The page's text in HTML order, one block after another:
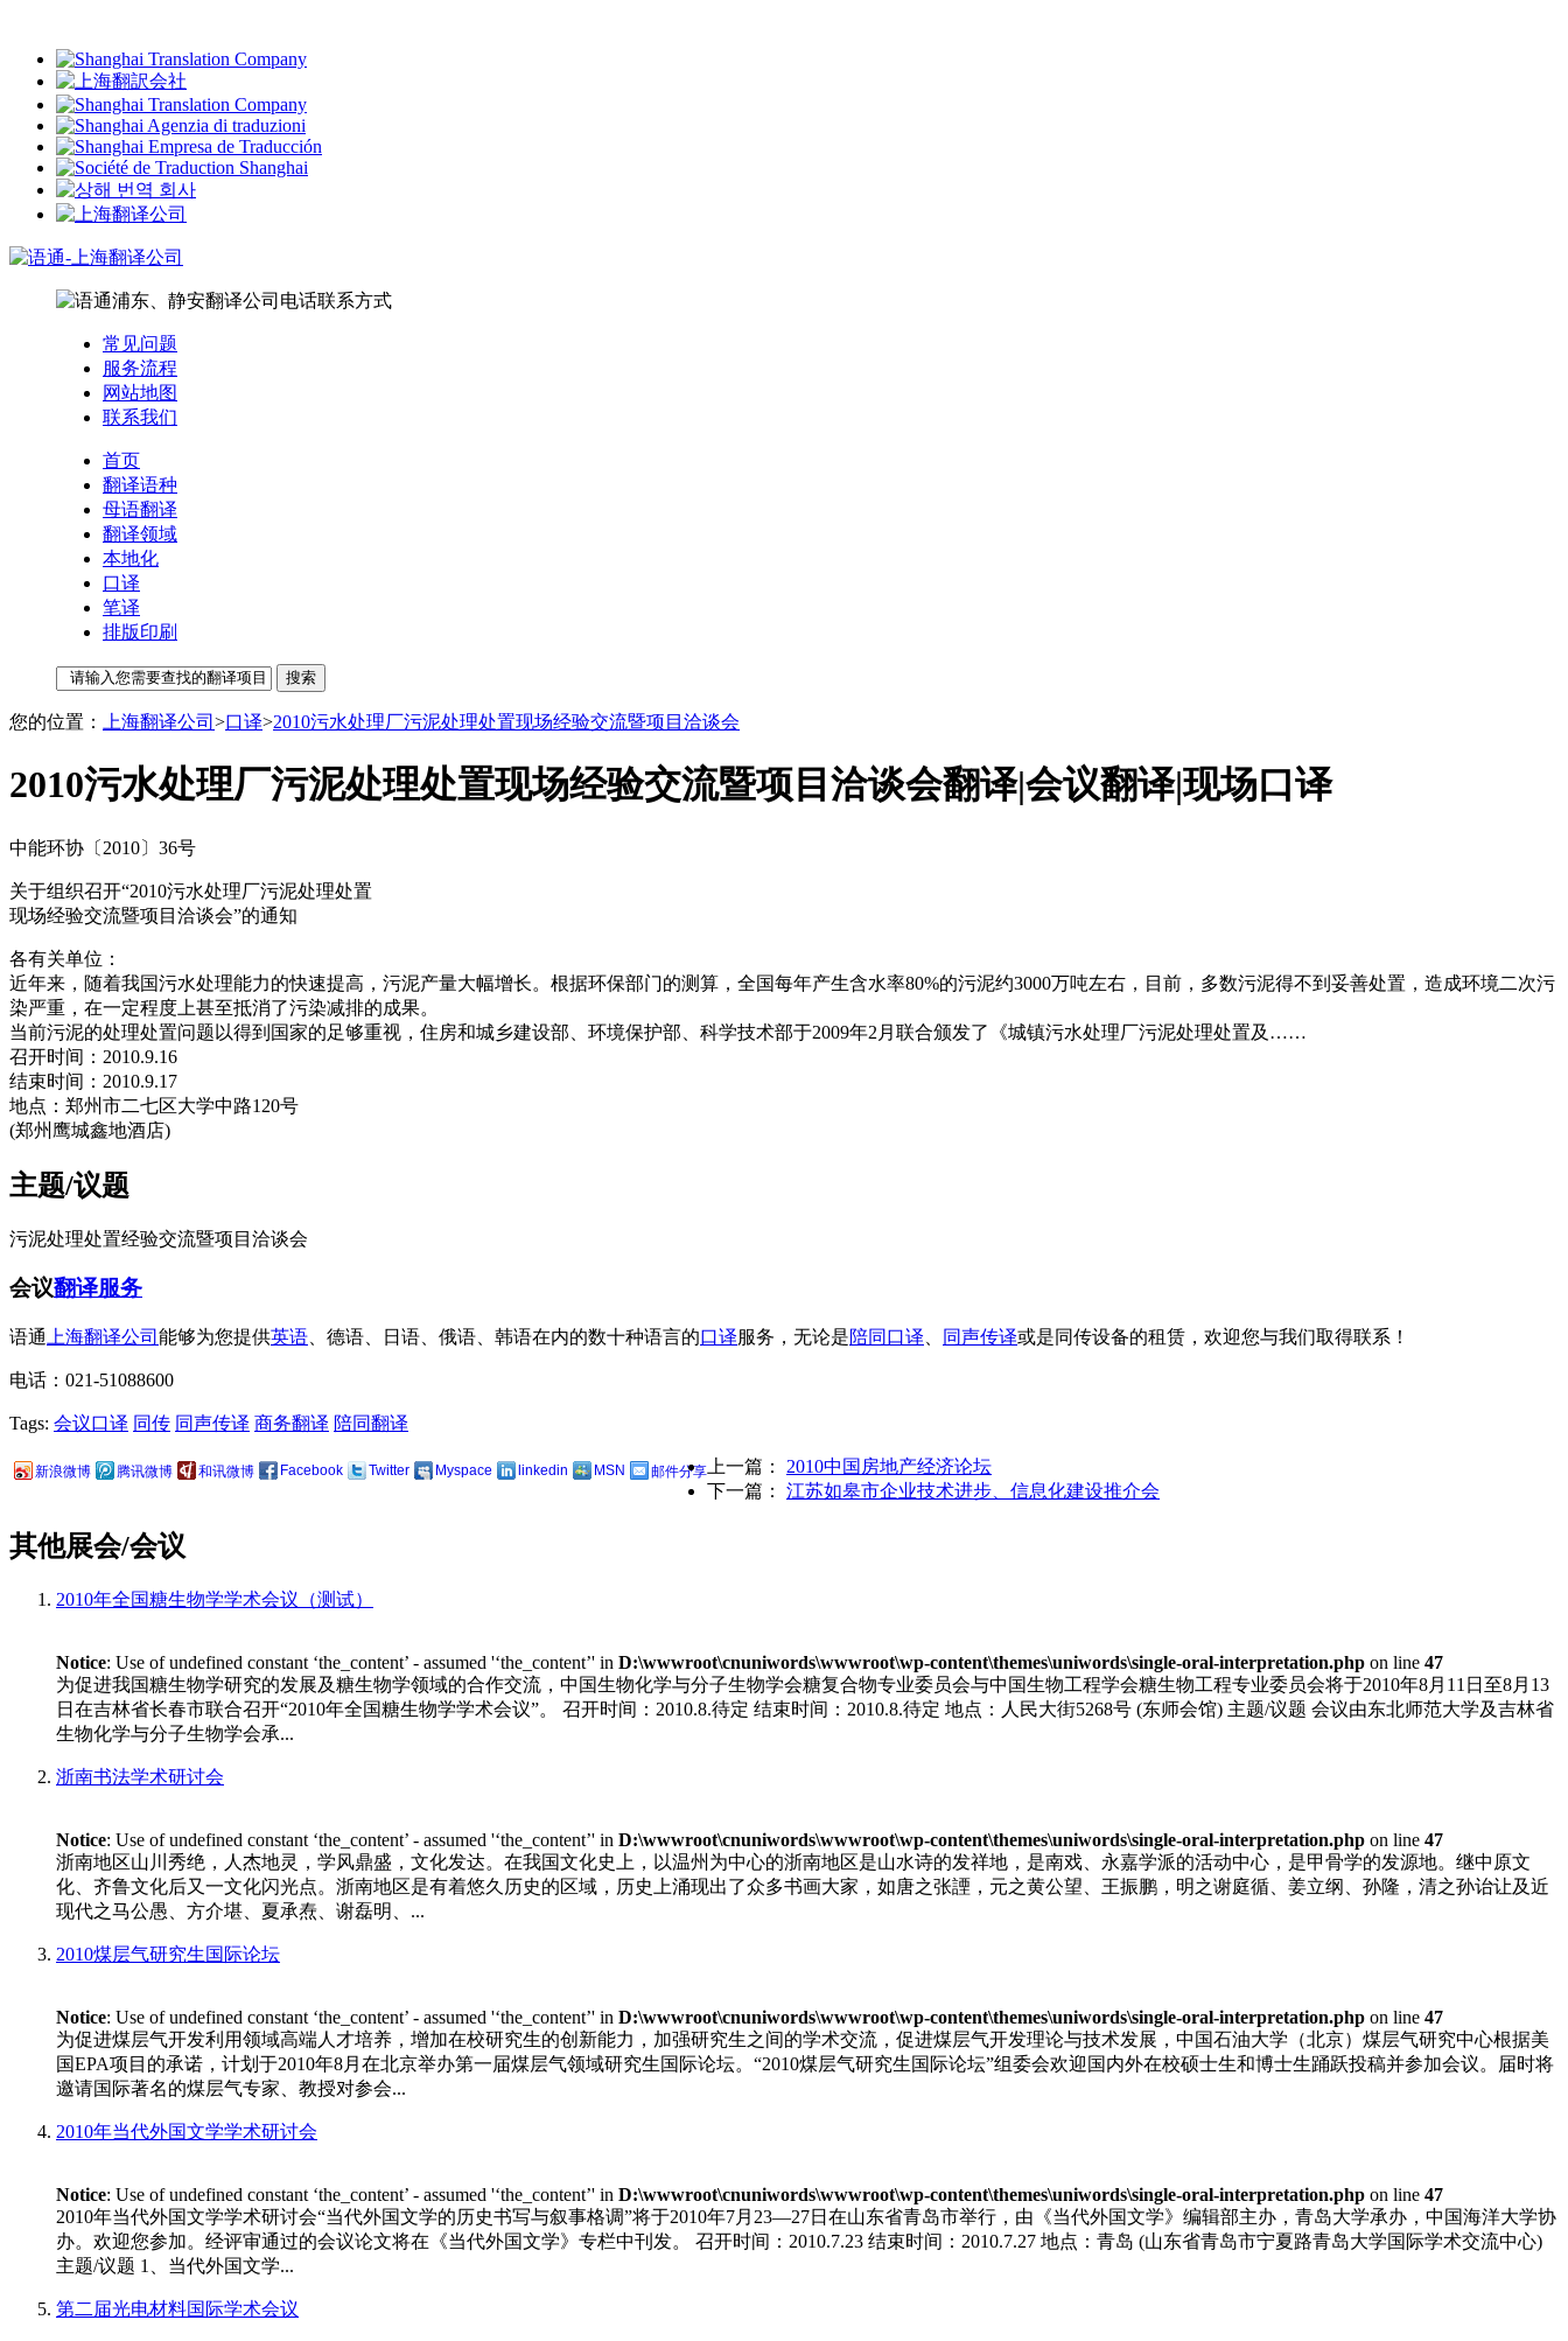
常见问题
服务流程
网站地图
联系我们
首页
翻译语种
母语翻译
翻译领域
本地化
口译
笔译
排版印刷
您的位置： 上海翻译公司 >口译>2010污水处理厂污泥处理处置现场经验交流暨项目洽谈会
2010污水处理厂污泥处理处置现场经验交流暨项目洽谈会翻译|会议翻译|现场口译
中能环协〔2010〕36号
关于组织召开“2010污水处理厂污泥处理处置
现场经验交流暨项目洽谈会”的通知
各有关单位：
近年来，随着我国污水处理能力的快速提高，污泥产量大幅增长。根据环保部门的测算，全国每年产生含水率80%的污泥约3000万吨左右，目前，多数污泥得不到妥善处置，造成环境二次污
染严重，在一定程度上甚至抵消了污染减排的成果。
当前污泥的处理处置问题以得到国家的足够重视，住房和城乡建设部、环境保护部、科学技术部于2009年2月联合颁发了《城镇污水处理厂污泥处理处置及……
召开时间：2010.9.16
结束时间：2010.9.17
地点：郑州市二七区大学中路120号
(郑州鹰城鑫地酒店)
主题/议题
污泥处理处置经验交流暨项目洽谈会
会议翻译服务
语通 上海翻译公司 能够为您提供英语 、德语、日语、俄语、韩语在内的数十种语言的口译服务，无论是陪同口译 同声传译或是同传设备的租赁，欢迎您与我们取得联系！
电话：021-51088600
Tags: 会议口译 同传 同声传译 商务翻译 陪同翻译
新浪微博 腾讯微博 和讯微博 Facebook Twitter Myspace linkedin MSN 邮件分享 上一篇： 2010中国房地产经济论坛
下一篇： 江苏如皋市企业技术进步、信息化建设推介会
其他展会/会议
2010年全国糖生物学学术会议（测试）
Notice: Use of undefined constant ‘the_content’ - assumed '‘the_content’' in D:\wwwroot\cnuniwords\wwwroot\wp-content\themes\uniwords\single-oral-interpretation.php on line 47
为促进我国糖生物学研究的发展及糖生物学领域的合作交流，中国生物化学与分子生物学会糖复合物专业委员会与中国生物工程学会糖生物工程专业委员会将于2010年8月11日至8月13
日在吉林省长春市联合召开“2010年全国糖生物学学术会议”。 召开时间：2010.8.待定 结束时间：2010.8.待定 地点：人民大街5268号 (东师会馆) 主题/议题 会议由东北师范大学及吉林省
生物化学与分子生物学会承...
浙南书法学术研讨会
Notice: Use of undefined constant ‘the_content’ - assumed '‘the_content’' in D:\wwwroot\cnuniwords\wwwroot\wp-content\themes\uniwords\single-oral-interpretation.php on line 47
浙南地区山川秀绝，人杰地灵，学风鼎盛，文化发达。在我国文化史上，以温州为中心的浙南地区是山水诗的发祥地，是南戏、永嘉学派的活动中心，是甲骨学的发源地。继中原文
化、齐鲁文化后又一文化闪光点。浙南地区是有着悠久历史的区域，历史上涌现出了众多书画大家，如唐之张諲，元之黄公望、王振鹏，明之谢庭循、姜立纲、孙隆，清之孙诒让及近
现代之马公愚、方介堪、夏承焘、谢磊明、...
2010煤层气研究生国际论坛
Notice: Use of undefined constant ‘the_content’ - assumed '‘the_content’' in D:\wwwroot\cnuniwords\wwwroot\wp-content\themes\uniwords\single-oral-interpretation.php on line 47
为促进煤层气开发利用领域高端人才培养，增加在校研究生的创新能力，加强研究生之间的学术交流，促进煤层气开发理论与技术发展，中国石油大学（北京）煤层气研究中心根据美
国EPA项目的承诺，计划于2010年8月在北京举办第一届煤层气领域研究生国际论坛。“2010煤层气研究生国际论坛”组委会欢迎国内外在校硕士生和博士生踊跃投稿并参加会议。届时将
邀请国际著名的煤层气专家、教授对参会...
2010年当代外国文学学术研讨会
Notice: Use of undefined constant ‘the_content’ - assumed '‘the_content’' in D:\wwwroot\cnuniwords\wwwroot\wp-content\themes\uniwords\single-oral-interpretation.php on line 47
2010年当代外国文学学术研讨会“当代外国文学的历史书写与叙事格调”将于2010年7月23—27日在山东省青岛市举行，由《当代外国文学》编辑部主办，青岛大学承办，中国海洋大学协
办。欢迎您参加。经评审通过的会议论文将在《当代外国文学》专栏中刊发。 召开时间：2010.7.23 结束时间：2010.7.27 地点：青岛 (山东省青岛市宁夏路青岛大学国际学术交流中心)
主题/议题 1、当代外国文学...
第二届光电材料国际学术会议